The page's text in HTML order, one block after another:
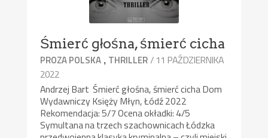
Śmierć głośna, śmierć cicha
PROZA POLSKA , THRILLER/ 11 PAŹDZIERNIKA
2022
Andrzej Bart Śmierć głośna, śmierć cicha Dom
Wydawniczy Księży Młyn, Łódź 2022
Rekomendacja: 5/7 Ocena okładki: 4/5
Symultana na trzech szachownicach Łódzka